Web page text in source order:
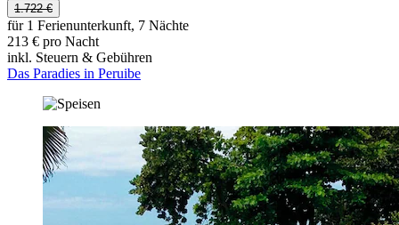
1.722 €
für 1 Ferienunterkunft, 7 Nächte
213 € pro Nacht
inkl. Steuern & Gebühren
Das Paradies in Peruibe